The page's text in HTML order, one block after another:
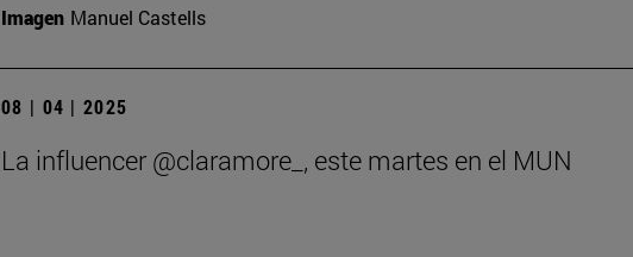
Imagen Manuel Castells
08 | 04 | 2025
La influencer @claramore_, este martes en el MUN